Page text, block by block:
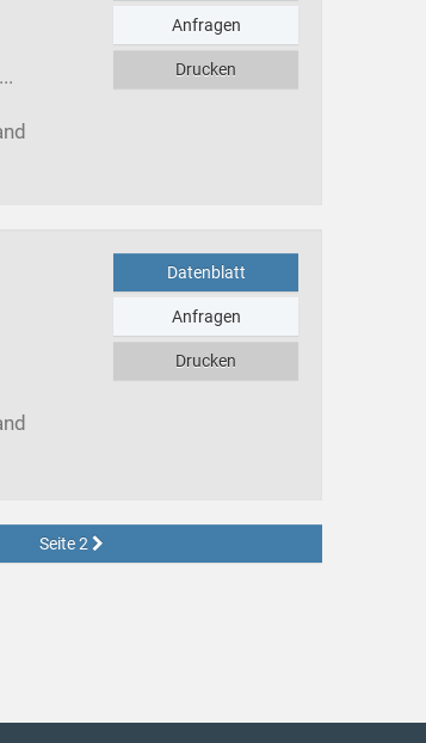
Anfragen
Drucken
Datenblatt
Anfragen
Drucken
Seite 2